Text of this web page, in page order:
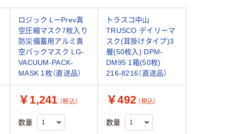
ロジック LーPrev真
空圧縮マスク7枚入り
防災備蓄用アルミ真
空パックマスク LG-
VACUUM-PACK-
MASK 1枚（直送品）
トラスコ中山
TRUSCO デイリーマ
スク(耳掛けタイプ)3
層(50枚入) DPM-
DM95 1箱(50枚)
216-8216（直送品）
￥1,241 （税込）
数量
￥492 （税込）
数量